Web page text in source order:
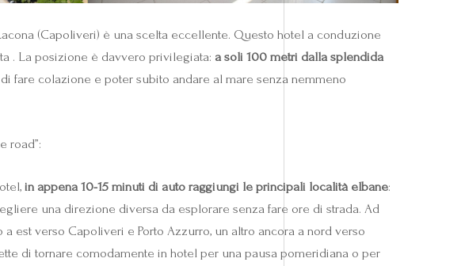
(Capoliveri) è una scelta eccellente. Questo hotel a conduzione
. La posizione è davvero privilegiata: a soli 100 metri dalla splendida
fare colazione e poter subito andare al mare senza nemmeno
road”:
in appena 10-15 minuti di auto raggiungi le principali località elbane:
una direzione diversa da esplorare senza fare ore di strada. Ad
est verso Capoliveri e Porto Azzurro, un altro ancora a nord verso
di tornare comodamente in hotel per una pausa pomeridiana o per